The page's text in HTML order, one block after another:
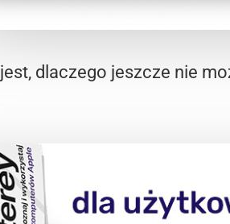
dlaczego jeszcze nie